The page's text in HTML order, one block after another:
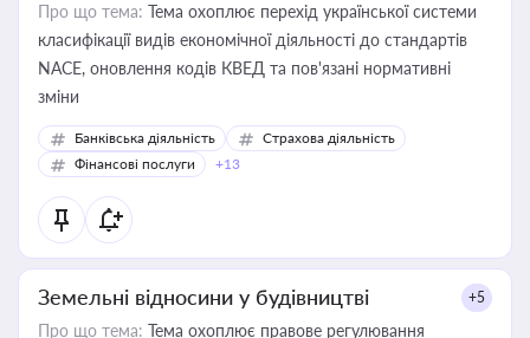
Про що тема: Тема охоплює перехід української системи
класифікації видів економічної діяльності до стандартів
NACE, оновлення кодів КВЕД та пов'язані нормативні
зміни
Банківська діяльність
Страхова діяльність
Фінансові послуги
+13
Земельні відносини у будівництві +5
Про що тема: Тема охоплює правове регулювання